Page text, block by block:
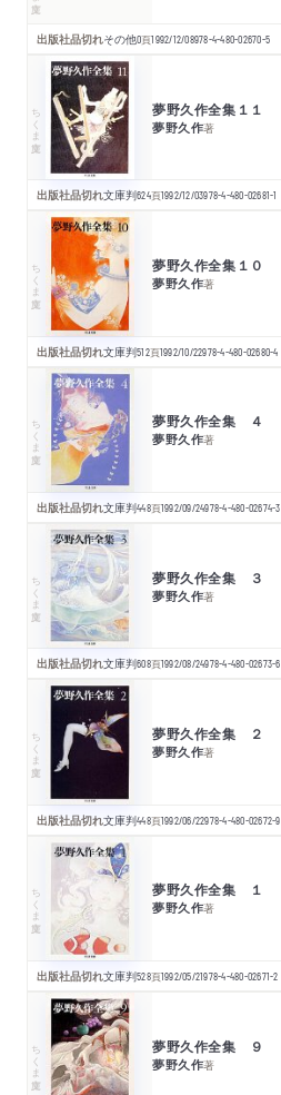
出版社品切れその他0頁1992/12/08978-4-480-02670-5
ちくま文庫 夢野久作全集１１
夢野久作著
出版社品切れ文庫判624頁1992/12/03978-4-480-02681-1
ちくま文庫 夢野久作全集１０
夢野久作著
出版社品切れ文庫判512頁1992/10/22978-4-480-02680-4
ちくま文庫 夢野久作全集 ４
夢野久作著
出版社品切れ文庫判448頁1992/09/24978-4-480-02674-3
ちくま文庫 夢野久作全集 ３
夢野久作著
出版社品切れ文庫判608頁1992/08/24978-4-480-02673-6
ちくま文庫 夢野久作全集 ２
夢野久作著
出版社品切れ文庫判448頁1992/06/22978-4-480-02672-9
ちくま文庫 夢野久作全集 １
夢野久作著
出版社品切れ文庫判528頁1992/05/21978-4-480-02671-2
ちくま文庫 夢野久作全集 ９
夢野久作著